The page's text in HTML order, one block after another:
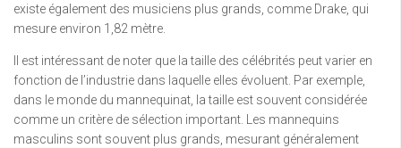
existe également des musiciens plus grands, comme Drake, qui
mesure environ 1,82 mètre.
Il est intéressant de noter que la taille des célébrités peut varier en
fonction de l’industrie dans laquelle elles évoluent. Par exemple,
dans le monde du mannequinat, la taille est souvent considérée
comme un critère de sélection important. Les mannequins
masculins sont souvent plus grands, mesurant généralement